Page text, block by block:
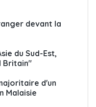
devant la
du Sud-Est,
Britain"
d'un
Malaisie